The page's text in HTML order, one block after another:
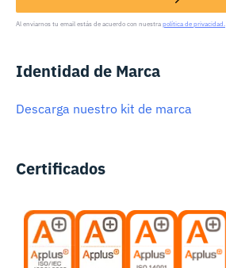
Al enviarnos tu email estás de acuerdo con nuestra política de privacidad.
Identidad de Marca
Descarga nuestro kit de marca
Certificados